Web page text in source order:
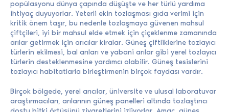
popülasyonu dünya çapında düşüşte ve her türlü yardıma
ihtiyaç duyuyorlar. Yeterli ekin tozlaşması gıda verimi için
kritik önem taşır, bu nedenle tozlaşmaya güvenen mahsul
çiftçileri, iyi bir mahsul elde etmek için çiçeklenme zamanında
arılar getirmek için arıcılar kiralar. Güneş çiftliklerine tozlayıcı
türlerin ekilmesi, bal arıları ve yabani arılar gibi yerel tozlayıcı
türlerin desteklenmesine yardımcı olabilir. Güneş tesislerini
tozlayıcı habitatlarla birleştirmenin birçok faydası vardır.
Birçok bölgede, yerel arıcılar, üniversite ve ulusal laboratuvar
araştırmacıları, arılarının güneş panelleri altında tozlaştırıcı